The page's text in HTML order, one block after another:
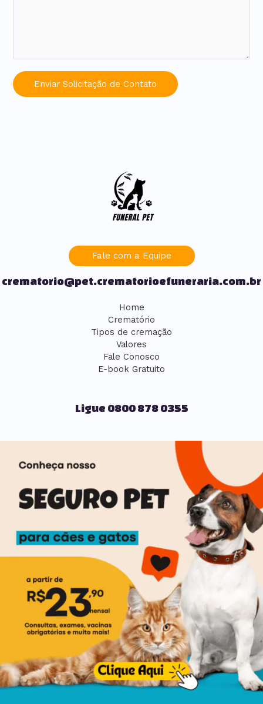
Enviar Solicitação de Contato
Fale com a Equipe
crematorio@pet.crematorioefuneraria.com.br
Home
Crematório
Tipos de cremação
Valores
Fale Conosco
E-book Gratuito
Ligue 0800 878 0355